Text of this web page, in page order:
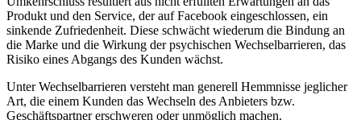
Produkt und den Service, der auf Facebook eingeschlossen, ein
sinkende Zufriedenheit. Diese schwächt wiederum die Bindung an
die Marke und die Wirkung der psychischen Wechselbarrieren, das
Risiko eines Abgangs des Kunden wächst.
Unter Wechselbarrieren versteht man generell Hemmnisse jeglicher
Art, die einem Kunden das Wechseln des Anbieters bzw.
Geschäftspartner erschweren oder unmöglich machen.